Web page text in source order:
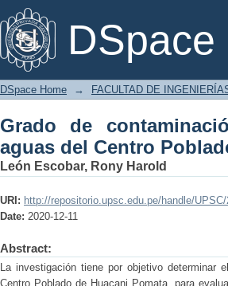
Grado de
Huacani Pomata – 2020
DSpace Home → FACULTAD DE
Grado de
aguas del Centro
León Escobar, Rony Harold
URI: http://repositorio.upsc.edu.pe/handle/UPSC/
Date: 2020-12-11
Abstract:
La investigación tiene por objetivo determinar
Centro Poblado de Huacani Pomata, para